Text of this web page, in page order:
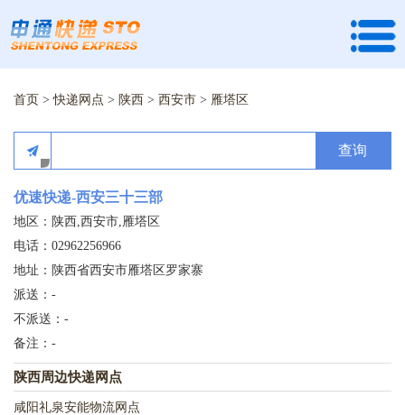
首页 >快递网点 > 陕西 > 西安市 > 雁塔区
查询
优速快递-西安三十三部
地区：陕西,西安市,雁塔区
电话：02962256966
地址：陕西省西安市雁塔区罗家寨
派送：-
不派送：-
备注：-
陕西周边快递网点
咸阳礼泉安能物流网点